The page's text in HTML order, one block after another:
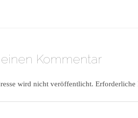
Kommentar
wird nicht veröffentlicht.